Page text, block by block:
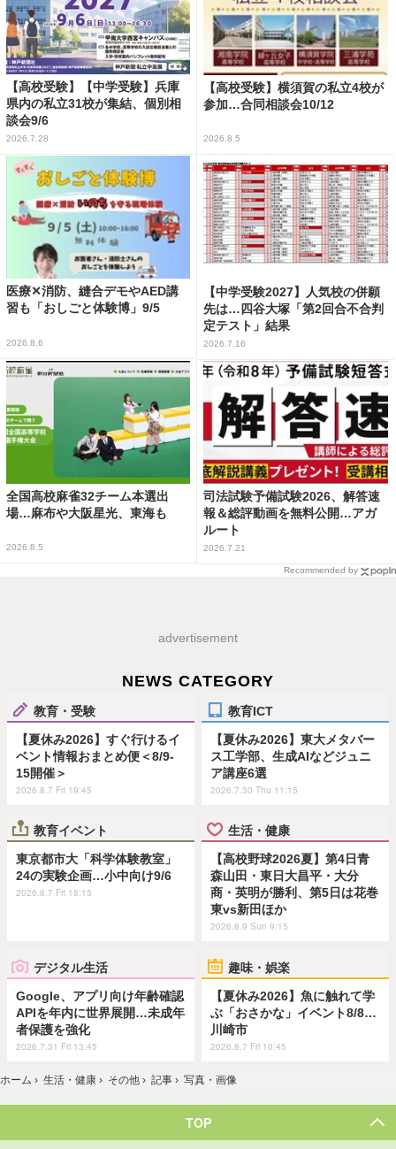
【高校受験】【中学受験】兵庫
県内の私立31校が集結、個別相
談会9/6
2026.7.28
【高校受験】横須賀の私立4校が
参加…合同相談会10/12
2026.8.5
医療✕消防、縫合デモやAED講
習も「おしごと体験博」9/5
2026.8.6
【中学受験2027】人気校の併願
先は…四谷大塚「第2回合不合判
定テスト」結果
2026.7.16
全国高校麻雀32チーム本選出
場…麻布や大阪星光、東海も
2026.8.5
司法試験予備試験2026、解答速
報＆総評動画を無料公開…アガ
ルート
2026.7.21
Recommended by
advertisement
NEWS CATEGORY
教育・受験
【夏休み2026】すぐ行けるイ
ベント情報おまとめ便＜8/9-
15開催＞
2026.8.7 Fri 19:45
教育ICT
【夏休み2026】東大メタバー
ス工学部、生成AIなどジュニ
ア講座6選
2026.7.30 Thu 11:15
教育イベント
東京都市大「科学体験教室」
24の実験企画…小中向け9/6
2026.8.7 Fri 18:15
生活・健康
【高校野球2026夏】第4日青
森山田・東日大昌平・大分
商・英明が勝利、第5日は花巻
東vs新田ほか
2026.8.9 Sun 9:15
デジタル生活
Google、アプリ向け年齢確認
APIを年内に世界展開…未成年
者保護を強化
2026.7.31 Fri 13:45
趣味・娯楽
【夏休み2026】魚に触れて学
ぶ「おさかな」イベント8/8…
川崎市
2026.8.7 Fri 10:45
ホーム › 生活・健康 › その他 › 記事 › 写真・画像
TOP